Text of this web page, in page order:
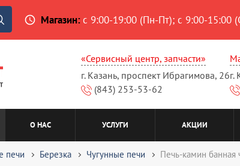
access_time Магазин:с 9:00-19:00 (Пн-Пт); с 9:00-15:00
«Сервисный центр, запчасти»
г. Казань, проспект Ибрагимова, 26
(843) 253-53-62
г.
О НАС УСЛУГИ АКЦИИ
печи Березка Чугунные печи Печь-камин банная